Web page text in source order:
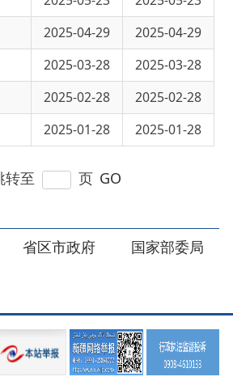
2025-02-28
2025-01-28
国家部委局